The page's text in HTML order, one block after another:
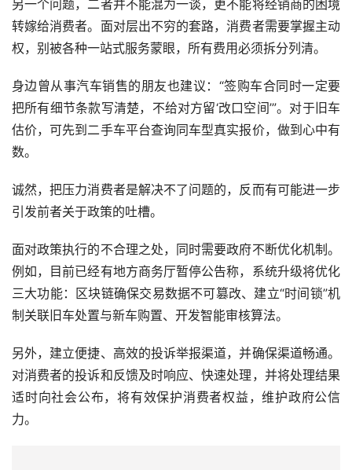
另一个问题，二者并不能混为一谈，更不能将经销商的困境
转嫁给消费者。面对层出不穷的套路，消费者需要掌握主动
权，别被各种一站式服务蒙眼，所有费用必须拆分列清。
身边曾从事汽车销售的朋友也建议：“签购车合同时一定要
把所有细节条款写清楚，不给对方留‘改口空间’”。对于旧车
估价，可先到二手车平台查询同车型真实报价，做到心中有
数。
诚然，把压力消费者是解决不了问题的，反而有可能进一步
引发前者关于政策的吐槽。
面对政策执行的不合理之处，同时需要政府不断优化机制。
例如，目前已经有地方商务厅暂停公告称，系统升级将优化
三大功能：区块链确保交易数据不可篡改、建立“时间锁”机
制关联旧车处置与新车购置、开发智能审核算法。
另外，建立便捷、高效的投诉举报渠道，并确保渠道畅通。
对消费者的投诉和反馈及时响应、快速处理，并将处理结果
适时向社会公布，将有效保护消费者权益，维护政府公信
力。